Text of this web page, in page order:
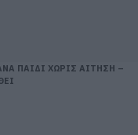
ΠΑΙΔΙ ΧΩΡΙΣ ΑΙΤΗΣΗ –